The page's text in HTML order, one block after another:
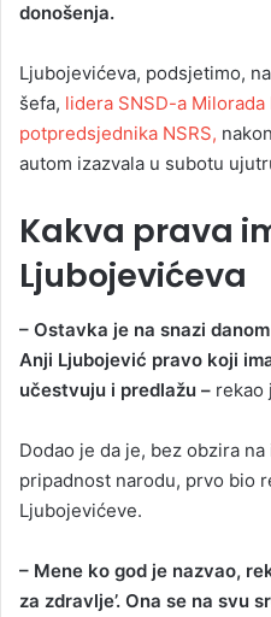
donošenja.
Ljubojevićeva, podsjetimo,
šefa, lidera SNSD-a
potpredsjednika NSRS,
autom izazvala u subotu
Kakva prava
Ljubojevićeva
– Ostavka je na snazi
Anji Ljubojević pravo koji
učestvuju i predlažu – rekao
Dodao je da je, bez obzira
pripadnost narodu, prvo bio
Ljubojevićeve.
– Mene ko god je nazvao,
za zdravlje’. Ona se na svu